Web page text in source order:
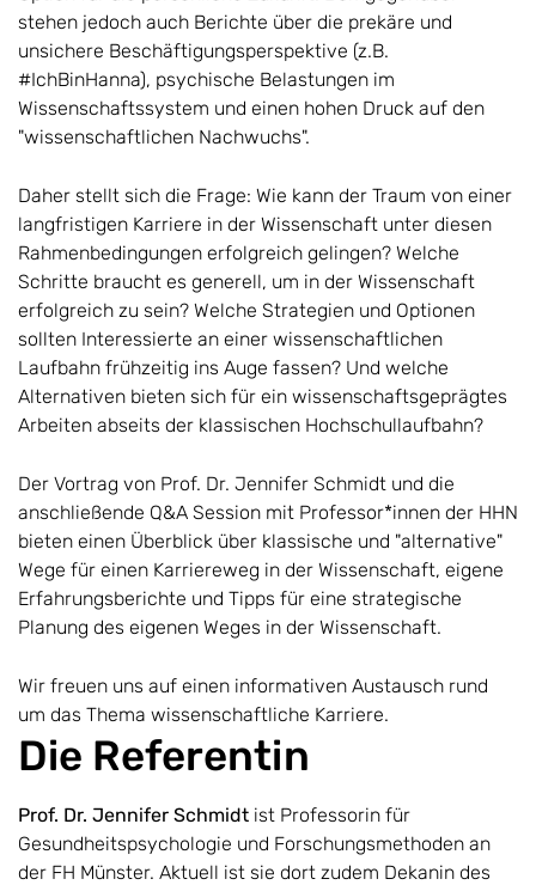
stehen jedoch auch Berichte über die prekäre und
unsichere Beschäftigungsperspektive (z.B.
#IchBinHanna), psychische Belastungen im
Wissenschaftssystem und einen hohen Druck auf den
"wissenschaftlichen Nachwuchs".
Daher stellt sich die Frage: Wie kann der Traum von einer
langfristigen Karriere in der Wissenschaft unter diesen
Rahmenbedingungen erfolgreich gelingen? Welche
Schritte braucht es generell, um in der Wissenschaft
erfolgreich zu sein? Welche Strategien und Optionen
sollten Interessierte an einer wissenschaftlichen
Laufbahn frühzeitig ins Auge fassen? Und welche
Alternativen bieten sich für ein wissenschaftsgeprägtes
Arbeiten abseits der klassischen Hochschullaufbahn?
Der Vortrag von Prof. Dr. Jennifer Schmidt und die
anschließende Q&A Session mit Professor*innen der HHN
bieten einen Überblick über klassische und "alternative"
Wege für einen Karriereweg in der Wissenschaft, eigene
Erfahrungsberichte und Tipps für eine strategische
Planung des eigenen Weges in der Wissenschaft.
Wir freuen uns auf einen informativen Austausch rund
um das Thema wissenschaftliche Karriere.
Die Referentin
Prof. Dr. Jennifer Schmidt ist Professorin für
Gesundheitspsychologie und Forschungsmethoden an
der FH Münster. Aktuell ist sie dort zudem Dekanin des